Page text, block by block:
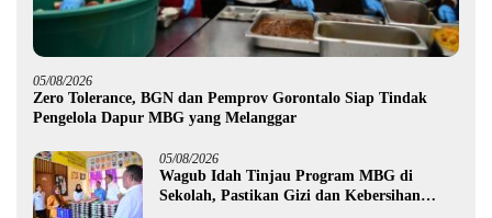
05/08/2026
Zero Tolerance, BGN dan Pemprov Gorontalo Siap Tindak
Pengelola Dapur MBG yang Melanggar
05/08/2026
Wagub Idah Tinjau Program MBG di
Sekolah, Pastikan Gizi dan Kebersihan